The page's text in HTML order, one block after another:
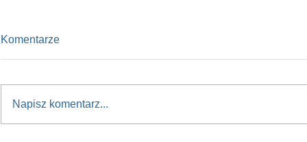
Komentarze
Napisz komentarz...